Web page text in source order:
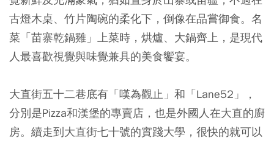
古燈木桌、竹片陶碗的柔化下，倒像在品嘗御食。名
菜「苗寨乾鍋雞」上菜時，烘爐、大鍋齊上，是現代
人最喜歡視覺與味覺兼具的美食饗宴。
大直街五十二巷底有「嘆為觀止」和「Lane52」，
分別是Pizza和漢堡的專賣店，也是外國人在大直的廚
房。續走到大直街七十號的實踐大學，很快的就可以